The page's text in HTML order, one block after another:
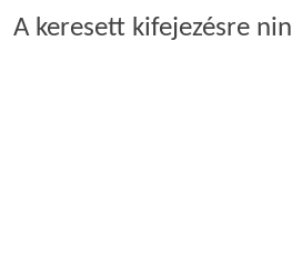
A keresett kifejezésre